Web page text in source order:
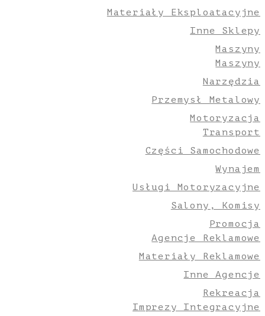
Materiały Eksploatacyjne
Inne Sklepy
Maszyny
Maszyny
Narzędzia
Przemysł Metalowy
Motoryzacja
Transport
Części Samochodowe
Wynajem
Usługi Motoryzacyjne
Salony, Komisy
Promocja
Agencje Reklamowe
Materiały Reklamowe
Inne Agencje
Rekreacja
Imprezy Integracyjne